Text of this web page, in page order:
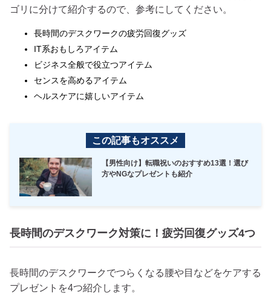
ゴリに分けて紹介するので、参考にしてください。
長時間のデスクワークの疲労回復グッズ
IT系おもしろアイテム
ビジネス全般で役立つアイテム
センスを高めるアイテム
ヘルスケアに嬉しいアイテム
この記事もオススメ
【男性向け】転職祝いのおすすめ13選！選び
方やNGなプレゼントも紹介
長時間のデスクワーク対策に！疲労回復グッズ4つ
長時間のデスクワークでつらくなる腰や目などをケアする
プレゼントを4つ紹介します。